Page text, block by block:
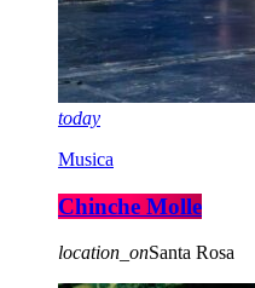
today
Musica
Chinche Molle
location_onSanta Rosa